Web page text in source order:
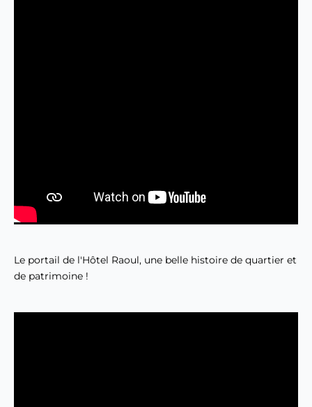
Le portail de l'Hôtel Raoul, une belle histoire de quartier et
de patrimoine !